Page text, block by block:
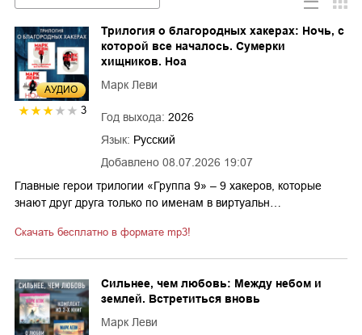
AУДИО
3
Добавлено 08.07.2026 19:07
Трилогия о благородных хакерах: Ночь, с
которой все началось. Сумерки
хищников. Ноа
Марк Леви
Год выхода: 2026
Язык: Русский
Главные герои трилогии «Группа 9» – 9 хакеров, которые
знают друг друга только по именам в виртуальн…
Скачать бесплатно в формате mp3!
Сильнее, чем любовь: Между небом и
землей. Встретиться вновь
Марк Леви